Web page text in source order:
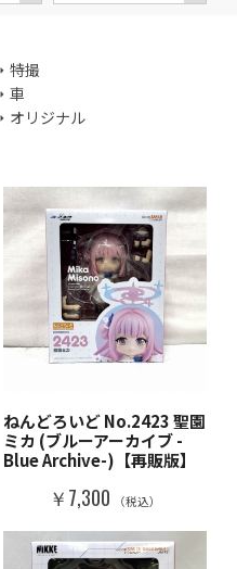
特撮
車
オリジナル
ねんどろいど No.2423 聖園
ミカ (ブルーアーカイブ -
Blue Archive-)【再販版】
￥7,300 （税込）